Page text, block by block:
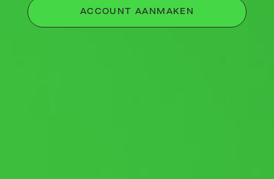
ACCOUNT AANMAKEN